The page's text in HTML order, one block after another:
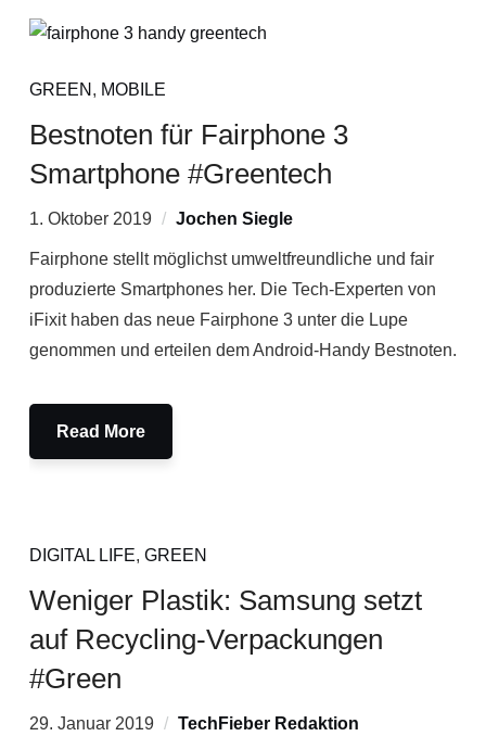
GREEN , MOBILE
Bestnoten für Fairphone 3
Smartphone #Greentech
1. Oktober 2019 Jochen Siegle
Fairphone stellt möglichst umweltfreundliche und fair
produzierte Smartphones her. Die Tech-Experten von
iFixit haben das neue Fairphone 3 unter die Lupe
genommen und erteilen dem Android-Handy Bestnoten.
Read More
DIGITAL LIFE, GREEN
Weniger Plastik: Samsung setzt
auf Recycling-Verpackungen
#Green
29. Januar 2019 TechFieber Redaktion